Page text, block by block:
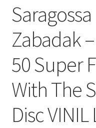
Zabadak
50 Super
With The
Disc VINIL